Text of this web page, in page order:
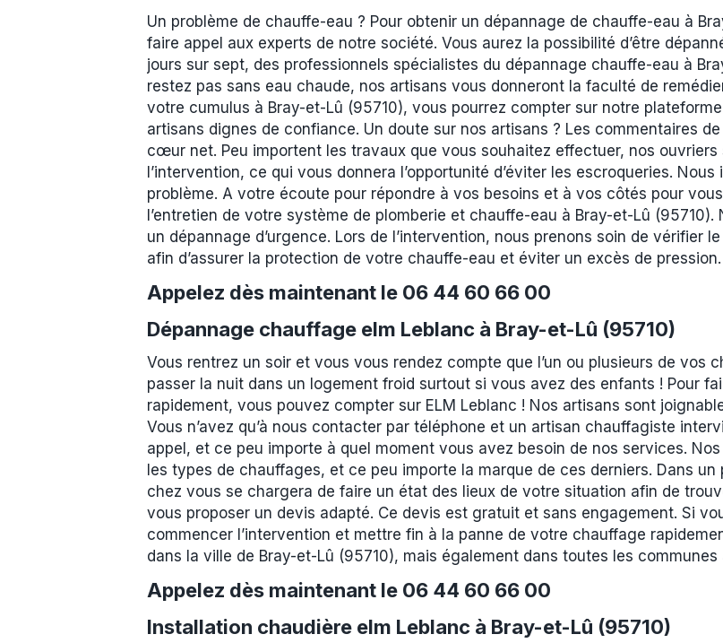
Un problème de chauffe-eau ? Pour obtenir un dépannage de chauffe-eau à
faire appel aux experts de notre société. Vous aurez la possibilité d’être
jours sur sept, des professionnels spécialistes du dépannage chauffe-eau à
restez pas sans eau chaude, nos artisans vous donneront la faculté de
votre cumulus à Bray-et-Lû (95710), vous pourrez compter sur notre
artisans dignes de confiance. Un doute sur nos artisans ? Les commentaires
cœur net. Peu importent les travaux que vous souhaitez effectuer, nos
l’intervention, ce qui vous donnera l’opportunité d’éviter les escroqueries.
problème. A votre écoute pour répondre à vos besoins et à vos côtés pour
l’entretien de votre système de plomberie et chauffe-eau à Bray-et-Lû
un dépannage d’urgence. Lors de l’intervention, nous prenons soin de vérifier
afin d’assurer la protection de votre chauffe-eau et éviter un excès de pression.
Appelez dès maintenant le 06 44 60 66 00
Dépannage chauffage elm Leblanc à Bray-et-Lû (95710)
Vous rentrez un soir et vous vous rendez compte que l’un ou plusieurs de vos
passer la nuit dans un logement froid surtout si vous avez des enfants ! Pour
rapidement, vous pouvez compter sur ELM Leblanc ! Nos artisans sont
Vous n’avez qu’à nous contacter par téléphone et un artisan chauffagiste
appel, et ce peu importe à quel moment vous avez besoin de nos services.
les types de chauffages, et ce peu importe la marque de ces derniers. Dans
chez vous se chargera de faire un état des lieux de votre situation afin de
vous proposer un devis adapté. Ce devis est gratuit et sans engagement. Si
commencer l’intervention et mettre fin à la panne de votre chauffage
dans la ville de Bray-et-Lû (95710), mais également dans toutes les communes
Appelez dès maintenant le 06 44 60 66 00
Installation chaudière elm Leblanc à Bray-et-Lû (95710)